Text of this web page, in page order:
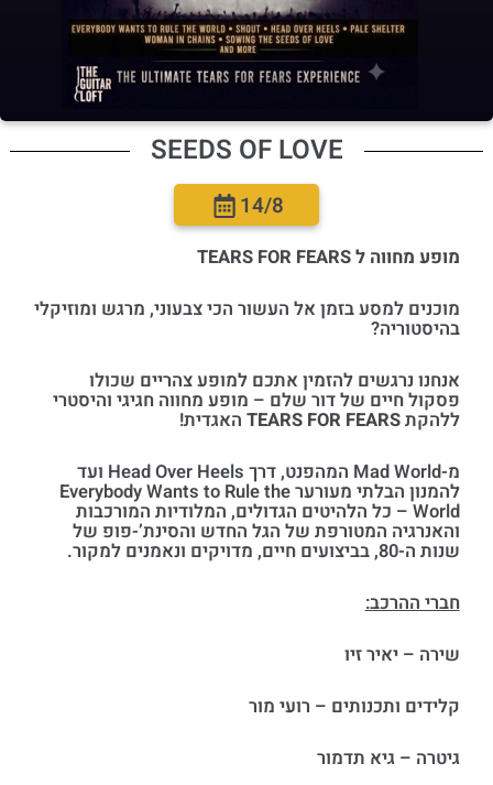
SEEDS OF LOVE
14/8
מופע מחווה לTEARS FOR FEARS
מוכנים למסע בזמן אל העשור הכי צבעוני, מרגש ומוזיקלי
בהיסטוריה?
אנחנו נרגשים להזמין אתכם למופע צהריים שכולו
פסקול חיים של דור שלם – מופע מחווה חגיגי והיסטרי
ללהקתTEARS FOR FEARS האגדית!
מ-Mad World המהפנט, דרך Head Over Heels ועד
להמנון הבלתי מעורער Everybody Wants to Rule the
World – כל הלהיטים הגדולים, המלודיות המורכבות
והאנרגיה המטורפת של הגל החדש והסינת’-פופ של
שנות ה-80, בביצועים חיים, מדויקים ונאמנים למקור.
חברי ההרכב:
שירה – יאיר זיו
קלידים ותכנותים – רועי מור
גיטרה – גיא תדמור